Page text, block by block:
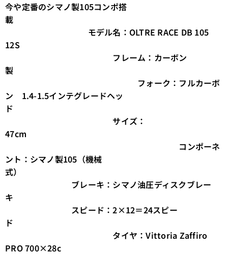
今や定番のシマノ製105コンポ搭
載
モデル名：OLTRE RACE DB 105
12S
フレーム：カーボン
製
フォーク：フルカーボ
ン 1.4-1.5インテグレードヘッ
ド
サイズ：
47cm
コンポーネ
ント：シマノ製105（機械
式）
ブレーキ：シマノ油圧ディスクブレー
キ
スピード：2×12＝24スピー
ド
タイヤ：Vittoria Zaffiro
PRO 700×28c